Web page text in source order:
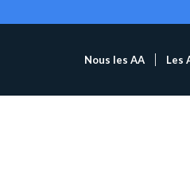
Nous les AA Les